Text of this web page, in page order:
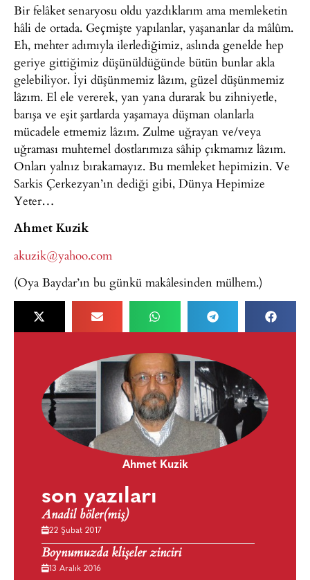
Bir felâket senaryosu oldu yazdıklarım ama memleketin
hâli de ortada. Geçmişte yapılanlar, yaşananlar da mâlûm.
Eh, mehter adımıyla ilerlediğimiz, aslında genelde hep
geriye gittiğimiz düşünüldüğünde bütün bunlar akla
gelebiliyor. İyi düşünmemiz lâzım, güzel düşünmemiz
lâzım. El ele vererek, yan yana durarak bu zihniyetle,
barışa ve eşit şartlarda yaşamaya düşman olanlarla
mücadele etmemiz lâzım. Zulme uğrayan ve/veya
uğraması muhtemel dostlarımıza sâhip çıkmamız lâzım.
Onları yalnız bırakamayız. Bu memleket hepimizin. Ve
Sarkis Çerkezyan’ın dediği gibi, Dünya Hepimize
Yeter…
Ahmet Kuzik
akuzik@yahoo.com
(Oya Baydar’ın bu günkü makâlesinden mülhem.)
Ahmet Kuzik
son yazıları
Anadil böler(miş)
22 Şubat 2017
Boynumuzda klişeler zinciri
13 Aralık 2016